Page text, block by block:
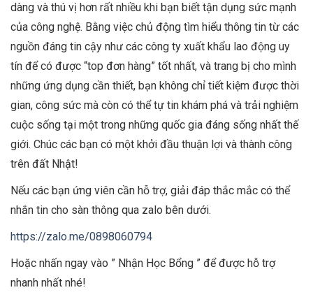
dàng và thú vị hơn rất nhiều khi bạn biết tận dụng sức mạnh
của công nghệ. Bằng việc chủ động tìm hiểu thông tin từ các
nguồn đáng tin cậy như các công ty xuất khẩu lao động uy
tín để có được “top đơn hàng” tốt nhất, và trang bị cho mình
những ứng dụng cần thiết, bạn không chỉ tiết kiệm được thời
gian, công sức mà còn có thể tự tin khám phá và trải nghiệm
cuộc sống tại một trong những quốc gia đáng sống nhất thế
giới. Chúc các bạn có một khởi đầu thuận lợi và thành công
trên đất Nhật!
Nếu các bạn ứng viên cần hỗ trợ, giải đáp thắc mắc có thể
nhắn tin cho sàn thông qua zalo bên dưới.
https://zalo.me/0898060794
Hoặc nhấn ngay vào ” Nhận Học Bổng ” để được hỗ trợ
nhanh nhất nhé!